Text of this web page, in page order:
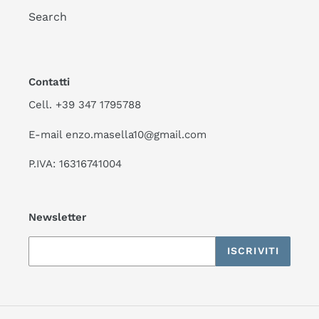
Search
Contatti
Cell. +39 347 1795788
E-mail enzo.masella10@gmail.com
P.IVA: 16316741004
Newsletter
ISCRIVITI